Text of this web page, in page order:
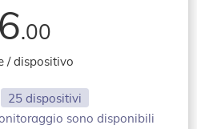
6.00
/ dispositivo
25 dispositivi
sono disponibili